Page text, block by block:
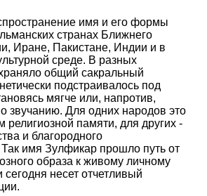
имя и его формы
странах Ближнего
Иране, Пакистане, Индии и в
среде. В разных
общий сакральный
подстраивалось под
мягче или, напротив,
звучанию. Для одних народов это
религиозной памяти, для других -
и благородного
имя Зулфикар прошло путь от
образа к живому личному
сегодня несет отчетливый